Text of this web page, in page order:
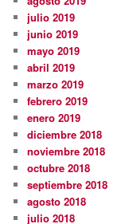
julio 2019
junio 2019
mayo 2019
abril 2019
marzo 2019
febrero 2019
enero 2019
diciembre 2018
noviembre 2018
octubre 2018
septiembre 2018
agosto 2018
julio 2018